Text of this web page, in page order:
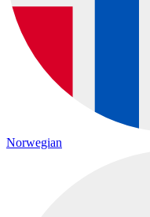
Norwegian